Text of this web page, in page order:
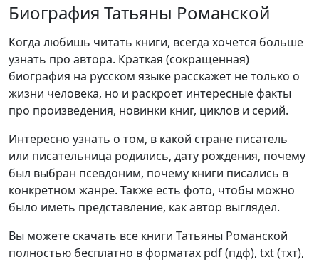
Биография Татьяны Романской
Когда любишь читать книги, всегда хочется больше
узнать про автора. Краткая (сокращенная)
биография на русском языке расскажет не только о
жизни человека, но и раскроет интересные факты
про произведения, новинки книг, циклов и серий.
Интересно узнать о том, в какой стране писатель
или писательница родились, дату рождения, почему
был выбран псевдоним, почему книги писались в
конкретном жанре. Также есть фото, чтобы можно
было иметь представление, как автор выглядел.
Вы можете скачать все книги Татьяны Романской
полностью бесплатно в форматах pdf (пдф), txt (тхт),